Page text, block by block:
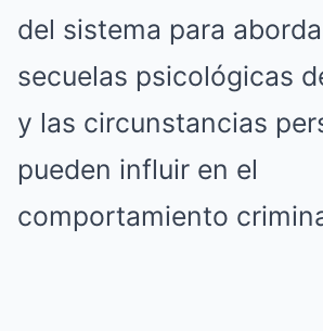
del sistema para
secuelas psicológicas
y las circunstancias
pueden influir en el
comportamiento